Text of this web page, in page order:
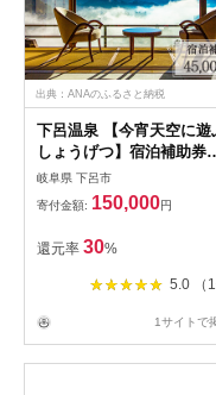
出典：ANAのふるさと納税
下呂温泉 【今宵天空に遊
しょうげつ】宿泊補助券
(45,000円分）【a017-2】
岐阜県 下呂市
寄付金額: 150,000円
還元率 30%
5.0 （1
1サイトで